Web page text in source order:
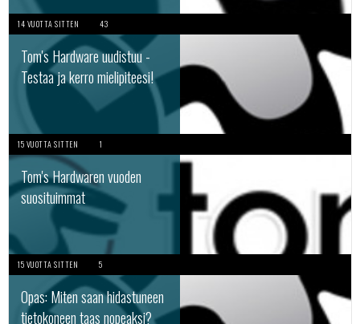
14 VUOTTA SITTEN 43
Tom's Hardware uudistuu -
Testaa ja kerro mielipiteesi!
15 VUOTTA SITTEN 1
Tom's Hardwaren vuoden
suosituimmat
15 VUOTTA SITTEN 5
Opas: Miten saan hidastuneen
tietokoneen taas nopeaksi?